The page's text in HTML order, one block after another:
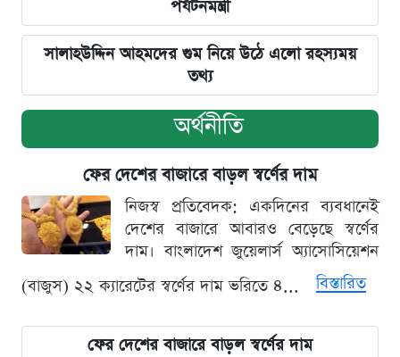
পর্যটনমন্ত্রী
সালাহউদ্দিন আহমদের গুম নিয়ে উঠে এলো রহস্যময়
তথ্য
অর্থনীতি
ফের দেশের বাজারে বাড়ল স্বর্ণের দাম
নিজস্ব প্রতিবেদক: একদিনের ব্যবধানেই
দেশের বাজারে আবারও বেড়েছে স্বর্ণের
দাম। বাংলাদেশ জুয়েলার্স অ্যাসোসিয়েশন
(বাজুস) ২২ ক্যারেটের স্বর্ণের দাম ভরিতে ৪...
বিস্তারিত
ফের দেশের বাজারে বাড়ল স্বর্ণের দাম